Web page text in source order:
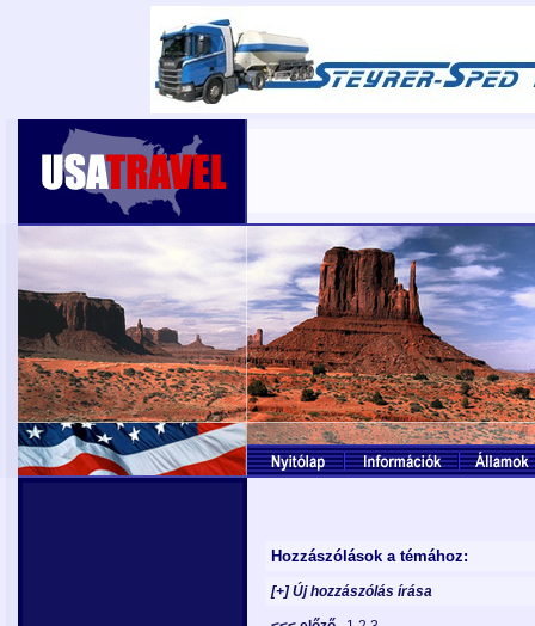
Hozzászólások a témához:
[+] Új hozzászólás írása